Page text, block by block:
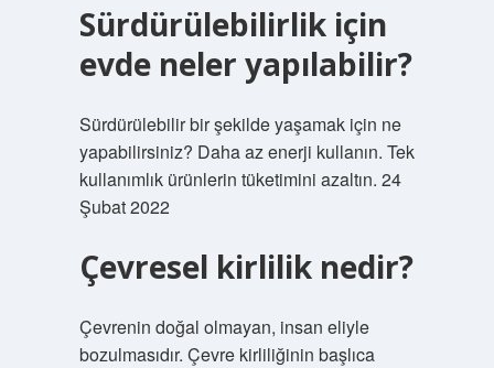
Sürdürülebilirlik için
evde neler yapılabilir?
Sürdürülebilir bir şekilde yaşamak için ne
yapabilirsiniz? Daha az enerji kullanın. Tek
kullanımlık ürünlerin tüketimini azaltın. 24
Şubat 2022
Çevresel kirlilik nedir?
Çevrenin doğal olmayan, insan eliyle
bozulmasıdır. Çevre kirliliğinin başlıca